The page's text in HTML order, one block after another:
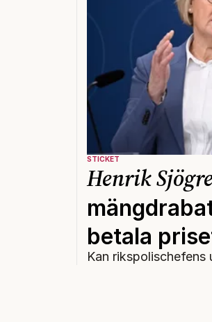
STICKET
Henrik
betala
Kan